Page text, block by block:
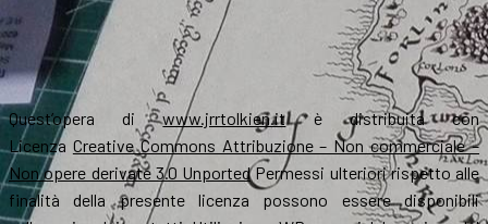
Quest’opera diwww.jrrtolkien.itè distribuita con
Licenza Creative Commons Attribuzione – Non commerciale –
Non opere derivate 3.0 UnportedPermessi ulteriori rispetto alle
finalità della presente licenza possono essere disponibili